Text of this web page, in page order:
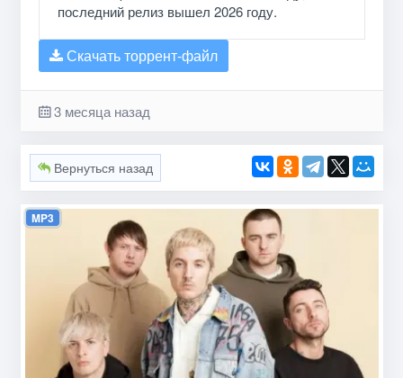
последний релиз вышел 2026 году.
Скачать торрент-файл
3 месяца назад
Вернуться назад
MP3